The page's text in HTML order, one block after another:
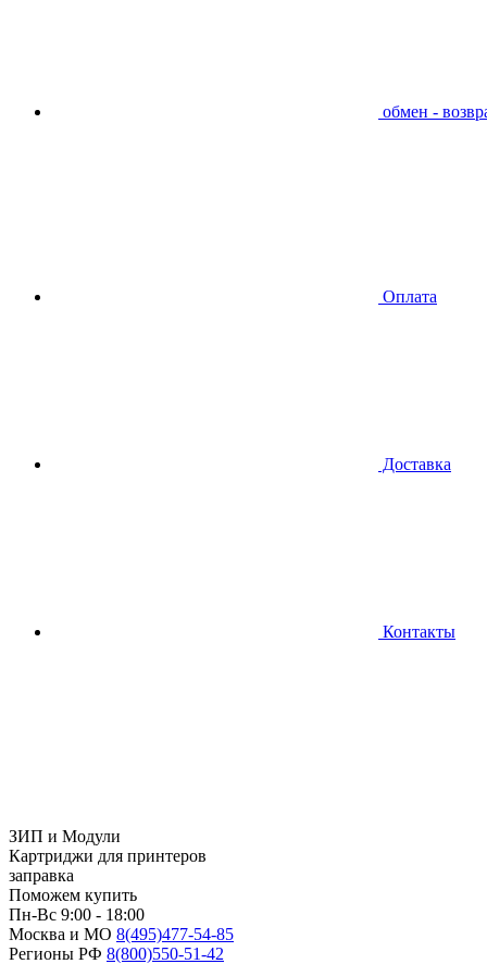
обмен -
Оплата
Доставка
Контакты
ЗИП и Модули
Картриджи для принтеров
заправка
Поможем купить
Пн-Вс 9:00 - 18:00
Москва и МО 8(495)477-54-85
Регионы РФ 8(800)550-51-42